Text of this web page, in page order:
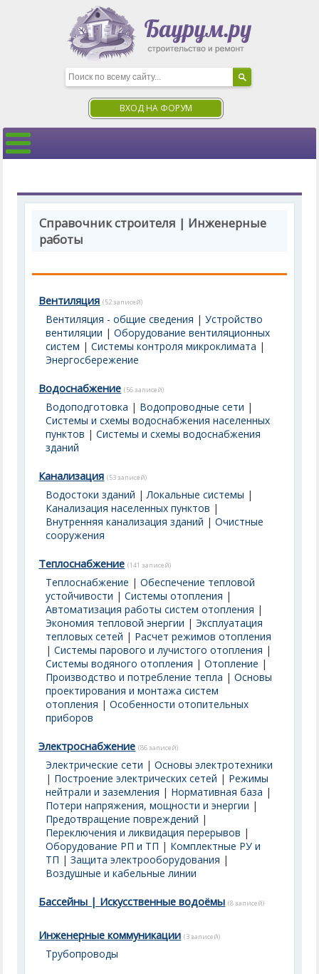
ВХОД НА ФОРУМ
Справочник строителя | Инженерные
работы
Вентиляция (52 записей)
Вентиляция - общие сведения |Устройство
вентиляции |Оборудование вентиляционных
систем |Системы контроля микроклимата |
Энергосбережение
Водоснабжение (56 записей)
Водоподготовка | Водопроводные сети |
Системы и схемы водоснабжения населенных
пунктов |Системы и схемы водоснабжения
зданий
Канализация (53 записей)
Водостоки зданий |Локальные системы |
Канализация населенных пунктов |
Внутренняя канализация зданий |Очистные
сооружения
Теплоснабжение (141 записей)
Теплоснабжение |Обеспечение тепловой
устойчивости |Системы отопления |
Автоматизация работы систем отопления |
Экономия тепловой энергии |Эксплуатация
тепловых сетей | Расчет режимов отопления
|Системы парового и лучистого отопления |
Системы водяного отопления |Отопление |
Производство и потребление тепла |Основы
проектирования и монтажа систем
отопления |Особенности отопительных
приборов
Электроснабжение (86 записей)
Электрические сети |Основы электротехники
| Построение электрических сетей | Режимы
нейтрали и заземления | Нормативная база |
Потери напряжения, мощности и энергии |
Предотвращение повреждений |
Переключения и ликвидация перерывов |
Оборудование РП и ТП | Комплектные РУ и
ТП |Защита электрооборудования |
Воздушные и кабельные линии
Бассейны | Искусственные водоёмы (8 записей)
Инженерные коммуникации (3 записей)
Трубопроводы